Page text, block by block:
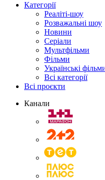
Категорії
Реаліті-шоу
Розважальні шоу
Новини
Серіали
Мультфільми
Фільми
Українські
Всі категорії
Всі проєкти
Канали